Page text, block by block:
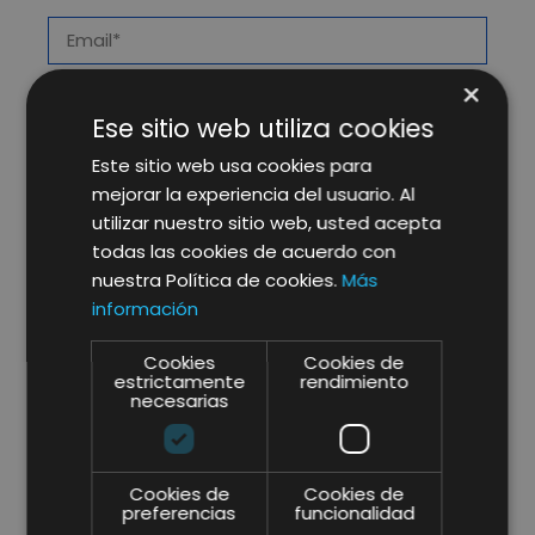
* campos obligatorios.
He leído y acepto la
Política de Privacidad y Aviso
Legaly consiento expresamente a Lifting Group para
×
Ese sitio web utiliza cookies
Este sitio web usa cookies para
mejorar la experiencia del usuario. Al
utilizar nuestro sitio web, usted acepta
todas las cookies de acuerdo con
nuestra Política de cookies.Más
información
Cookies
estrictamente
necesarias
Cookies de
rendimiento
Cookies de
preferencias
Cookies de
funcionalidad